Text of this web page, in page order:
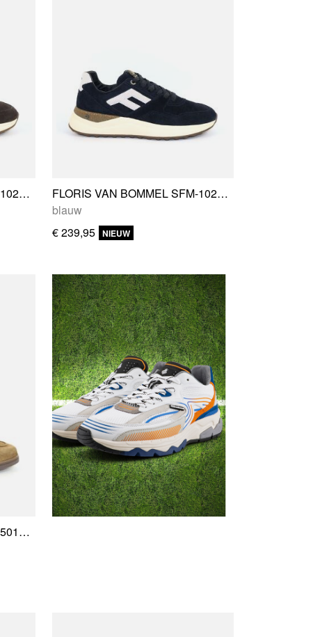
FLORIS VAN BOMMEL SFM-10249-21-01
FLORIS VAN BOMMEL SFM-10249-41-01
blauw
€ 239,95 NIEUW
FLORIS VAN BOMMEL SFM-50182-22-01